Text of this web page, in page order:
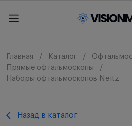
Главная Каталог
Прямые офтальмоскопы
Наборы офтальмоскопов Neitz
Назад в каталог